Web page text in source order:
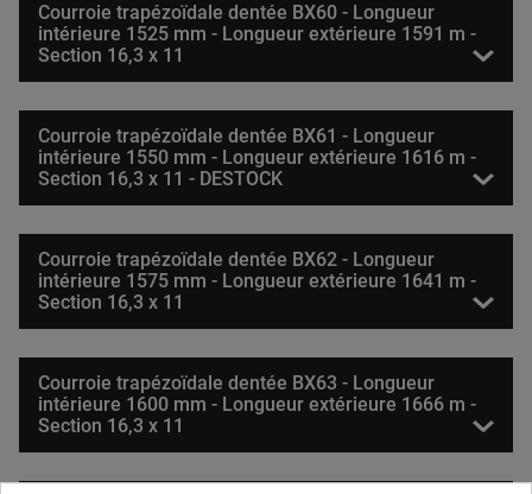
Courroie trapézoïdale dentée BX60 - Longueur
intérieure 1525 mm - Longueur extérieure 1591 m -
Section 16,3 x 11
Courroie trapézoïdale dentée BX61 - Longueur
intérieure 1550 mm - Longueur extérieure 1616 m -
Section 16,3 x 11 - DESTOCK
Courroie trapézoïdale dentée BX62 - Longueur
intérieure 1575 mm - Longueur extérieure 1641 m -
Section 16,3 x 11
Courroie trapézoïdale dentée BX63 - Longueur
intérieure 1600 mm - Longueur extérieure 1666 m -
Section 16,3 x 11